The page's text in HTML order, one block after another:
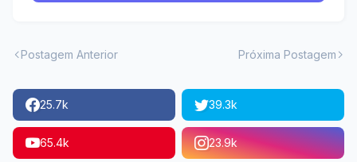
Postagem Anterior Próxima Postagem
25.7k 39.3k
65.4k 23.9k